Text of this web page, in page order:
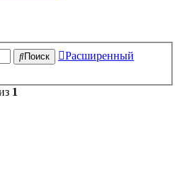
Поиск
Расширенный
1